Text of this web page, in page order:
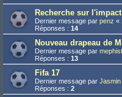
Recherche sur
Dernier message par penz «
Réponses : 14
Nouveau drapeau de
Dernier message par
Réponses : 13
Fifa 17
Dernier message par Jasmin
Réponses : 2